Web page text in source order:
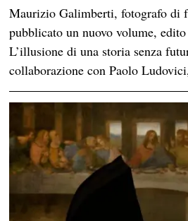
Maurizio Galimberti, fotografo di
pubblicato un nuovo volume,
L’illusione di una storia senza
collaborazione con Paolo